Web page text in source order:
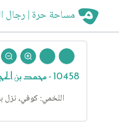
مساحة حرة | رجال
10458 - محمد بن الحجاج
اللخمي: كوفي، نزل